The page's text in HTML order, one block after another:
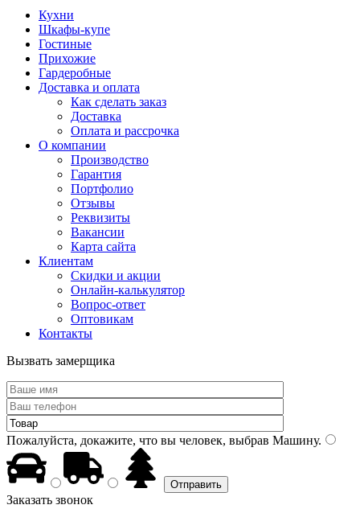
Кухни
Шкафы-купе
Гостиные
Прихожие
Гардеробные
Доставка и оплата
Как сделать заказ
Доставка
Оплата и рассрочка
О компании
Производство
Гарантия
Портфолио
Отзывы
Реквизиты
Вакансии
Карта сайта
Клиентам
Скидки и акции
Онлайн-калькулятор
Вопрос-ответ
Оптовикам
Контакты
Вызвать замерщика
Пожалуйста, докажите, что вы человек, выбрав Машину.
Заказать звонок